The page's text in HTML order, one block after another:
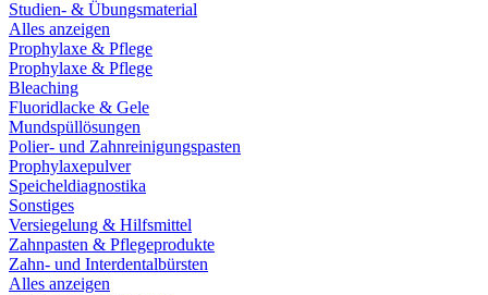
Studien- & Übungsmaterial
Alles anzeigen
Prophylaxe & Pflege
Prophylaxe & Pflege
Bleaching
Fluoridlacke & Gele
Mundspüllösungen
Polier- und Zahnreinigungspasten
Prophylaxepulver
Speicheldiagnostika
Sonstiges
Versiegelung & Hilfsmittel
Zahnpasten & Pflegeprodukte
Zahn- und Interdentalbürsten
Alles anzeigen